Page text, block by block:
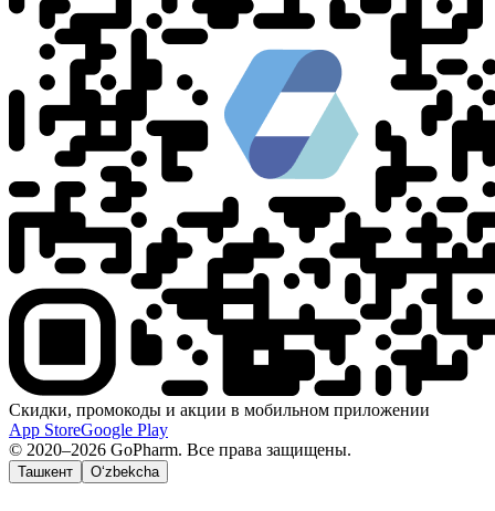
Скидки, промокоды и акции в мобильном приложении
App StoreGoogle Play
© 2020–2026 GoPharm. Все права защищены.
Ташкент O‘zbekcha